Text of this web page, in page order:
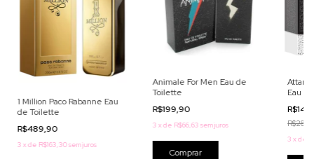
1 Million Paco Rabanne Eau
de Toilette
R$489,90
3 xde R$163,30sem juros
Animale For Men Eau de
Toilette
R$199,90
3 xde R$66,63 sem juros
Comprar
Attar
Eau
3 xde